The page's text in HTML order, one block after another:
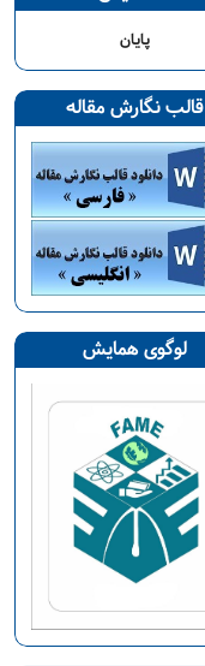
پایان
قالب نگارش مقاله
لوگوی همایش